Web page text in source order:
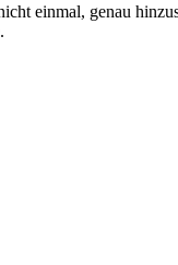
einmal, genau